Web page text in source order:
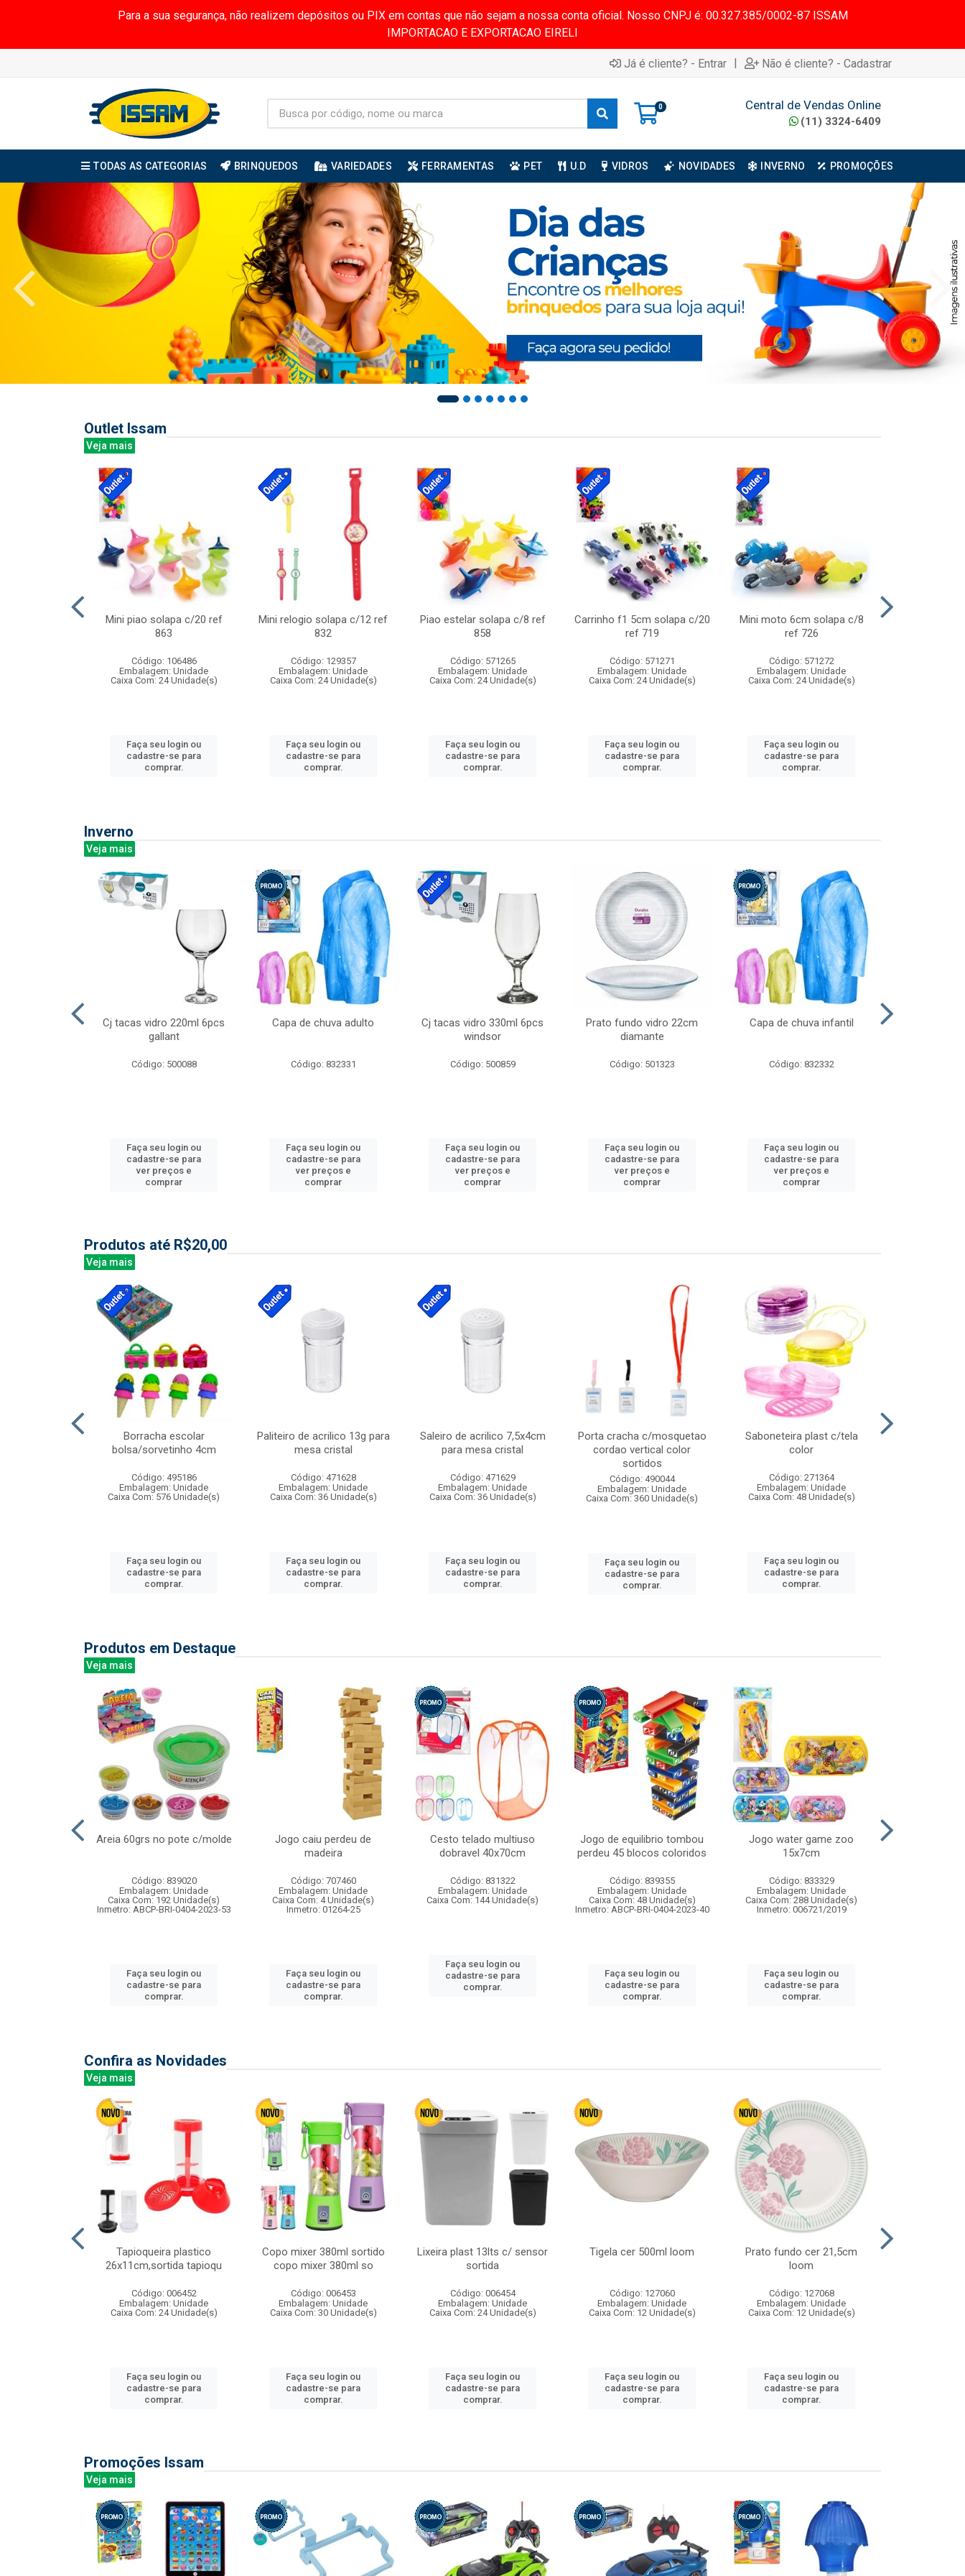
Para a sua segurança, não realizem depósitos ou PIX em contas que não sejam a nossa conta oficial. Nosso CNPJ é: 00.327.385/0002-87 ISSAM
IMPORTACAO E EXPORTACAO EIRELI
Já é cliente? - Entrar | Não é cliente? - Cadastrar
0 Central de Vendas Online
(11) 3324-6409
TODAS AS CATEGORIAS BRINQUEDOS VARIEDADES FERRAMENTAS PET U.D VIDROS NOVIDADES INVERNO PROMOÇÕES
Outlet Issam
Veja mais
Mini piao solapa c/20 ref
863
Código: 106486
Embalagem: Unidade
Caixa Com: 24 Unidade(s)
Faça seu login ou
cadastre-se para
comprar.
Mini relogio solapa c/12 ref
832
Código: 129357
Embalagem: Unidade
Caixa Com: 24 Unidade(s)
Faça seu login ou
cadastre-se para
comprar.
Piao estelar solapa c/8 ref
858
Código: 571265
Embalagem: Unidade
Caixa Com: 24 Unidade(s)
Faça seu login ou
cadastre-se para
comprar.
Carrinho f1 5cm solapa c/20
ref 719
Código: 571271
Embalagem: Unidade
Caixa Com: 24 Unidade(s)
Faça seu login ou
cadastre-se para
comprar.
Mini moto 6cm solapa c/8
ref 726
Código: 571272
Embalagem: Unidade
Caixa Com: 24 Unidade(s)
Faça seu login ou
cadastre-se para
comprar.
Inverno
Veja mais
Cj tacas vidro 220ml 6pcs
gallant
Código: 500088
Faça seu login ou
cadastre-se para
ver preços e
comprar
Capa de chuva adulto
Código: 832331
Faça seu login ou
cadastre-se para
ver preços e
comprar
Cj tacas vidro 330ml 6pcs
windsor
Código: 500859
Faça seu login ou
cadastre-se para
ver preços e
comprar
Prato fundo vidro 22cm
diamante
Código: 501323
Faça seu login ou
cadastre-se para
ver preços e
comprar
Capa de chuva infantil
Código: 832332
Faça seu login ou
cadastre-se para
ver preços e
comprar
Produtos até R$20,00
Veja mais
Borracha escolar
bolsa/sorvetinho 4cm
Código: 495186
Embalagem: Unidade
Caixa Com: 576 Unidade(s)
Faça seu login ou
cadastre-se para
comprar.
Paliteiro de acrilico 13g para
mesa cristal
Código: 471628
Embalagem: Unidade
Caixa Com: 36 Unidade(s)
Faça seu login ou
cadastre-se para
comprar.
Saleiro de acrilico 7,5x4cm
para mesa cristal
Código: 471629
Embalagem: Unidade
Caixa Com: 36 Unidade(s)
Faça seu login ou
cadastre-se para
comprar.
Porta cracha c/mosquetao
cordao vertical color
sortidos
Código: 490044
Embalagem: Unidade
Caixa Com: 360 Unidade(s)
Faça seu login ou
cadastre-se para
comprar.
Saboneteira plast c/tela
color
Código: 271364
Embalagem: Unidade
Caixa Com: 48 Unidade(s)
Faça seu login ou
cadastre-se para
comprar.
Produtos em Destaque
Veja mais
Areia 60grs no pote c/molde
Código: 839020
Embalagem: Unidade
Caixa Com: 192 Unidade(s)
Inmetro: ABCP-BRI-0404-2023-53
Faça seu login ou
cadastre-se para
comprar.
Jogo caiu perdeu de
madeira
Código: 707460
Embalagem: Unidade
Caixa Com: 4 Unidade(s)
Inmetro: 01264-25
Faça seu login ou
cadastre-se para
comprar.
Cesto telado multiuso
dobravel 40x70cm
Código: 831322
Embalagem: Unidade
Caixa Com: 144 Unidade(s)
Faça seu login ou
cadastre-se para
comprar.
Jogo de equilibrio tombou
perdeu 45 blocos coloridos
Código: 839355
Embalagem: Unidade
Caixa Com: 48 Unidade(s)
Inmetro: ABCP-BRI-0404-2023-40
Faça seu login ou
cadastre-se para
comprar.
Jogo water game zoo
15x7cm
Código: 833329
Embalagem: Unidade
Caixa Com: 288 Unidade(s)
Inmetro: 006721/2019
Faça seu login ou
cadastre-se para
comprar.
Confira as Novidades
Veja mais
Tapioqueira plastico
26x11cm,sortida tapioqu
Código: 006452
Embalagem: Unidade
Caixa Com: 24 Unidade(s)
Faça seu login ou
cadastre-se para
comprar.
Copo mixer 380ml sortido
copo mixer 380ml so
Código: 006453
Embalagem: Unidade
Caixa Com: 30 Unidade(s)
Faça seu login ou
cadastre-se para
comprar.
Lixeira plast 13lts c/ sensor
sortida
Código: 006454
Embalagem: Unidade
Caixa Com: 24 Unidade(s)
Faça seu login ou
cadastre-se para
comprar.
Tigela cer 500ml loom
Código: 127060
Embalagem: Unidade
Caixa Com: 12 Unidade(s)
Faça seu login ou
cadastre-se para
comprar.
Prato fundo cer 21,5cm
loom
Código: 127068
Embalagem: Unidade
Caixa Com: 12 Unidade(s)
Faça seu login ou
cadastre-se para
comprar.
Promoções Issam
Veja mais